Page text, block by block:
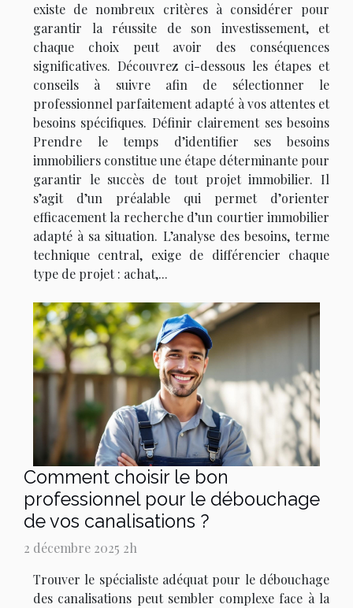
existe de nombreux critères à considérer pour
garantir la réussite de son investissement, et
chaque choix peut avoir des conséquences
significatives. Découvrez ci-dessous les étapes et
conseils à suivre afin de sélectionner le
professionnel parfaitement adapté à vos attentes et
besoins spécifiques. Définir clairement ses besoins
Prendre le temps d’identifier ses besoins
immobiliers constitue une étape déterminante pour
garantir le succès de tout projet immobilier. Il
s’agit d’un préalable qui permet d’orienter
efficacement la recherche d’un courtier immobilier
adapté à sa situation. L’analyse des besoins, terme
technique central, exige de différencier chaque
type de projet : achat,...
Comment choisir le bon
professionnel pour le débouchage
de vos canalisations ?
2 décembre 2025 2h
Trouver le spécialiste adéquat pour le débouchage
des canalisations peut sembler complexe face à la